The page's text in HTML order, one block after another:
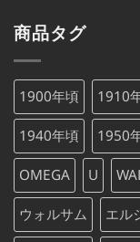
で
価
で
た。
商品タグ
1900年頃 1910
1940年頃 1950
OMEGA U
ウォルサム エル